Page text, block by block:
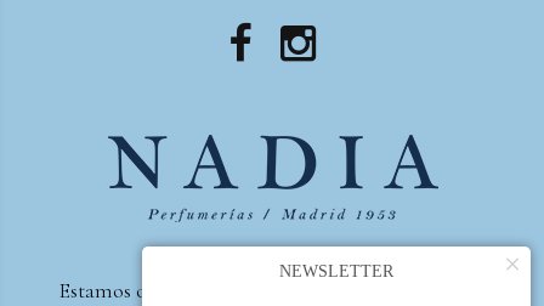
Estamos orgullosos de ser la primera perfumería
×
NEWSLETTER